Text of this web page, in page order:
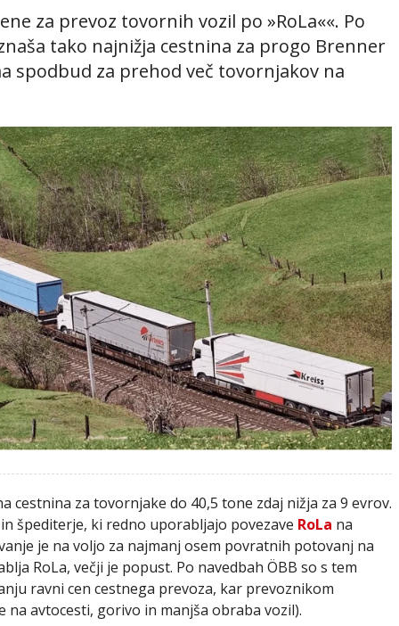
za prevoz tovornih vozil po »RoLa««. Po
tako najnižja cestnina za progo Brenner
spodbud za prehod več tovornjakov na
cestnina za tovornjake do 40,5 tone zdaj nižja za 9 evrov.
špediterje, ki redno uporabljajo povezave RoLa na
je na voljo za najmanj osem povratnih potovanj na
RoLa, večji je popust. Po navedbah ÖBB so s tem
ravni cen cestnega prevoza, kar prevoznikom
avtocesti, gorivo in manjša obraba vozil).